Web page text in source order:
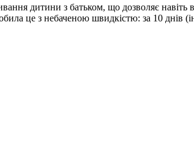
дитини з батьком, що дозволяє навіть
це з небаченою швидкістю: за 10 днів